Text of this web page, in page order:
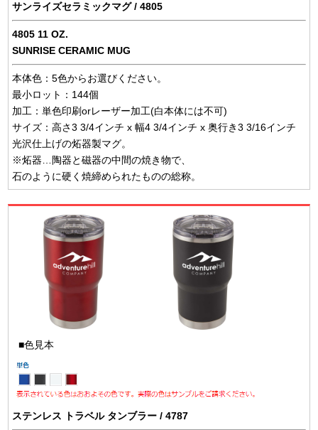
サンライズセラミックマグ / 4805
4805 11 OZ.
SUNRISE CERAMIC MUG
本体色：5色からお選びください。
最小ロット：144個
加工：単色印刷orレーザー加工(白本体には不可)
サイズ：高さ3 3/4インチ x 幅4 3/4インチ x 奥行き3 3/16インチ
光沢仕上げの炻器製マグ。
※炻器…陶器と磁器の中間の焼き物で、
石のように硬く焼締められたものの総称。
■色見本
ステンレス トラベル タンブラー / 4787